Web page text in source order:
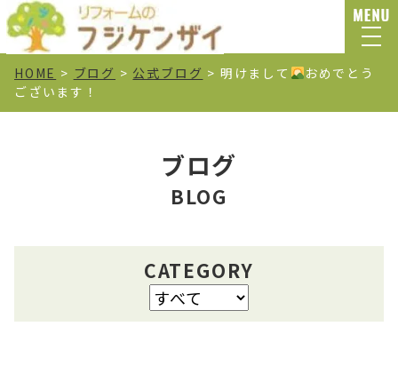
HOME > ブログ > 公式ブログ > 明けまして
おめでとう
ございます！
ブログ
BLOG
CATEGORY